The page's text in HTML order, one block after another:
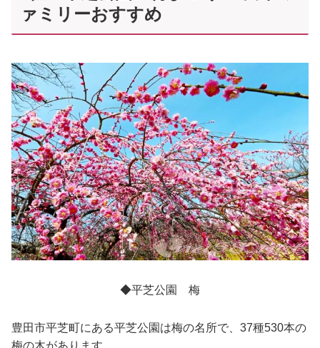
ァミリーおすすめ
◆平芝公園 梅
豊田市平芝町にある平芝公園は梅の名所で、37種530本の